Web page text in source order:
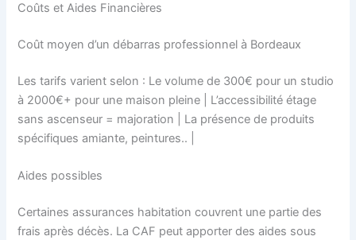
Coûts et Aides Financières
Coût moyen d’un débarras professionnel à Bordeaux
Les tarifs varient selon : Le volume de 300€ pour un studio
à 2000€+ pour une maison pleine | L’accessibilité étage
sans ascenseur = majoration | La présence de produits
spécifiques amiante, peintures.. |
Aides possibles
Certaines assurances habitation couvrent une partie des
frais après décès. La CAF peut apporter des aides sous